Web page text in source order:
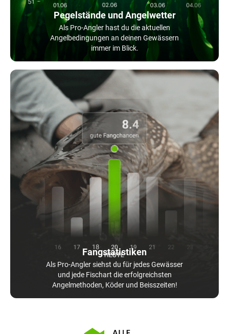
Pegelstände und Angelwetter
Als Pro-Angler hast du die aktuellen
Angelbedingungen an deinen Gewässern
immer im Blick.
Fangstatistiken
Als Pro-Angler siehst du für jedes Gewässer
und jede Fischart die erfolgreichsten
Angelmethoden, Köder und Beisszeiten!